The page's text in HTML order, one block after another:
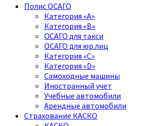
Полис ОСАГО
Категория «A»
Категория «B»
ОСАГО для такси
ОСАГО для юр.лиц
Категория «C»
Категория «D»
Самоходные машины
Иностранный учет
Учебные автомобили
Арендные автомобили
Страхование КАСКО